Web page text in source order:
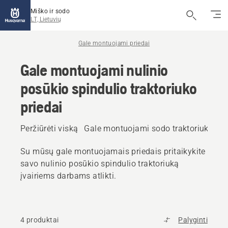
Miško ir sodo
LT, Lietuvių
Gale montuojami priedai
Gale montuojami nulinio
posūkio spindulio traktoriuko
priedai
Peržiūrėti viską Gale montuojami sodo traktoriuko
Su mūsų gale montuojamais priedais pritaikykite
savo nulinio posūkio spindulio traktoriuką
įvairiems darbams atlikti.
4 produktai Palyginti